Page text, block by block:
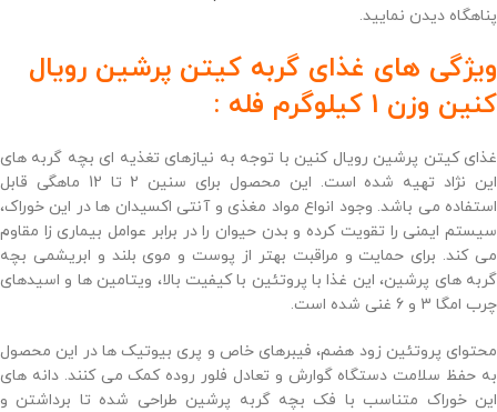
پناهگاه دیدن نمایید.
ویژگی های غذای گربه کیتن پرشین رویال
کنین وزن 1 کیلوگرم فله :
غذای کیتن پرشین رویال کنین با توجه به نیازهای تغذیه ای بچه گربه های
این نژاد تهیه شده است. این محصول برای سنین 2 تا 12 ماهگی قابل
استفاده می باشد. وجود انواع مواد مغذی و آنتی اکسیدان ها در این خوراک،
سیستم ایمنی را تقویت کرده و بدن حیوان را در برابر عوامل بیماری زا مقاوم
می کند. برای حمایت و مراقبت بهتر از پوست و موی بلند و ابریشمی بچه
گربه های پرشین، این غذا با پروتئین با کیفیت بالا، ویتامین ها و اسیدهای
چرب امگا 3 و 6 غنی شده است.
محتوای پروتئین زود هضم، فیبرهای خاص و پری بیوتیک ها در این محصول
به حفظ سلامت دستگاه گوارش و تعادل فلور روده کمک می کنند. دانه های
این خوراک متناسب با فک بچه گربه پرشین طراحی شده تا برداشتن و